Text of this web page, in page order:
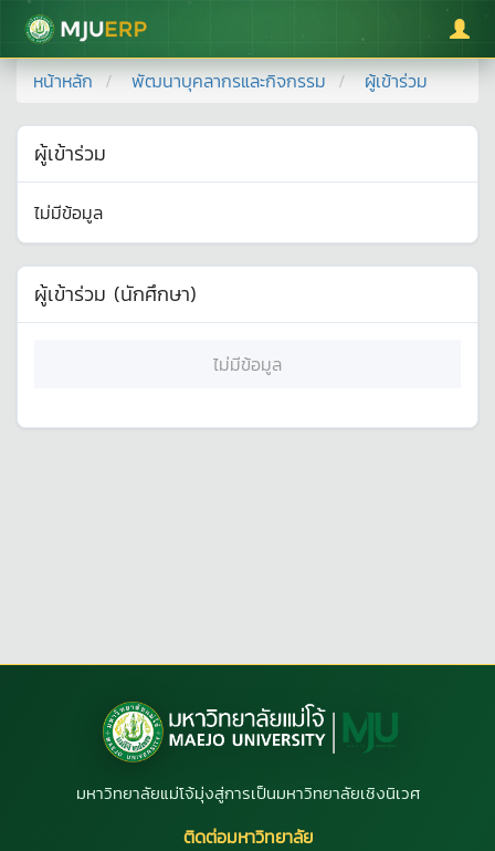
มหาวิทยาลัยแม่โจ้
หน้าหลัก พัฒนาบุคลากรและกิจกรรม ผู้เข้าร่วม
ผู้เข้าร่วม
ไม่มีข้อมูล
ผู้เข้าร่วม (นักศึกษา)
ไม่มีข้อมูล
มหาวิทยาลัยแม่โจ้มุ่งสู่การเป็นมหาวิทยาลัยเชิงนิเวศ
ติดต่อมหาวิทยาลัย